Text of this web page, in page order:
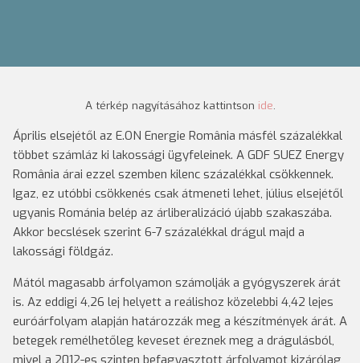
A térkép nagyításához kattintson ide.
Április elsejétől az E.ON Energie România másfél százalékkal
többet számláz ki lakossági ügyfeleinek. A GDF SUEZ Energy
România árai ezzel szemben kilenc százalékkal csökkennek.
Igaz, ez utóbbi csökkenés csak átmeneti lehet, július elsejétől
ugyanis Románia belép az árliberalizáció újabb szakaszába.
Akkor becslések szerint 6-7 százalékkal drágul majd a
lakossági földgáz.
Mától magasabb árfolyamon számolják a gyógyszerek árát
is. Az eddigi 4,26 lej helyett a reálishoz közelebbi 4,42 lejes
euróárfolyam alapján határozzák meg a készítmények árát. A
betegek remélhetőleg keveset éreznek meg a drágulásból,
mivel a 2012-es szinten befagyasztott árfolyamot kizárólag